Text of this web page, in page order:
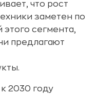
что рост
заметен по
сегмента,
предлагают
2030 году